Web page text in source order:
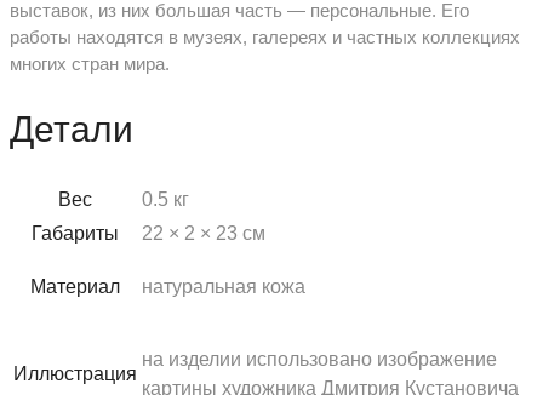
выставок, из них большая часть — персональные. Его
работы находятся в музеях, галереях и частных коллекциях
многих стран мира.
Детали
Вес
0.5 кг
Габариты
22 × 2 × 23 см
Материал натуральная кожа
Иллюстрация
на изделии использовано изображение
картины художника Дмитрия Кустановича